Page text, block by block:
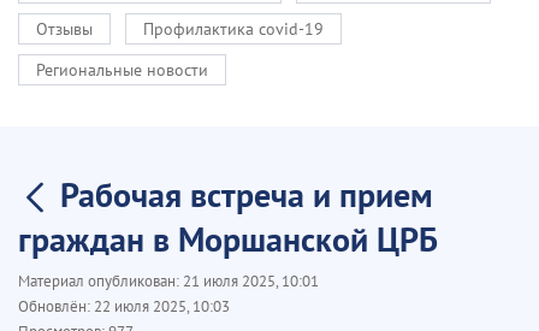
Отзывы
Профилактика covid-19
Региональные новости
Рабочая встреча и прием
граждан в Моршанской ЦРБ
Материал опубликован: 21 июля 2025, 10:01
Обновлён: 22 июля 2025, 10:03